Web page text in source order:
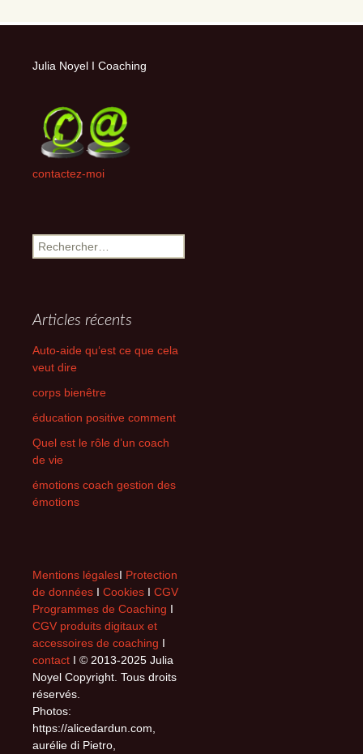
Julia Noyel I Coaching
contactez-moi
Rechercher :
Articles récents
Auto-aide qu‘est ce que cela
veut dire
corps bienêtre
éducation positive comment
Quel est le rôle d’un coach
de vie
émotions coach gestion des
émotions
Mentions légalesI Protection
de données I Cookies I CGV
Programmes de Coaching I
CGV produits digitaux et
accessoires de coaching I
contact I © 2013-2025 Julia
Noyel Copyright. Tous droits
réservés.
Photos:
https://alicedardun.com,
aurélie di Pietro,